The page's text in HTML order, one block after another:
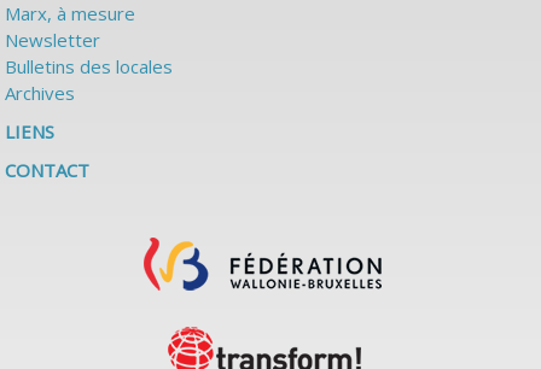
Marx, à mesure
Newsletter
Bulletins des locales
Archives
LIENS
CONTACT